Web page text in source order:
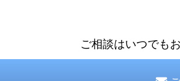
ご相談はいつでも